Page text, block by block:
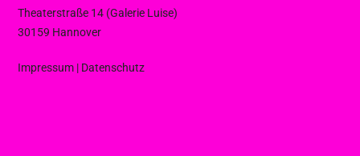
Theaterstraße 14 (Galerie Luise)
30159 Hannover
Impressum | Datenschutz